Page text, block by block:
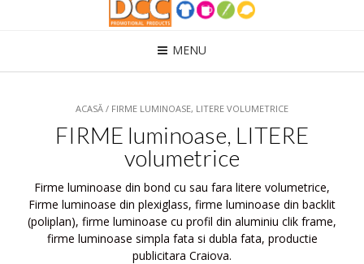
MENU
ACASĂ / FIRME LUMINOASE, LITERE VOLUMETRICE
FIRME luminoase, LITERE
volumetrice
Firme luminoase din bond cu sau fara litere volumetrice,
Firme luminoase din plexiglass, firme luminoase din backlit
(poliplan), firme luminoase cu profil din aluminiu clik frame,
firme luminoase simpla fata si dubla fata, productie
publicitara Craiova.